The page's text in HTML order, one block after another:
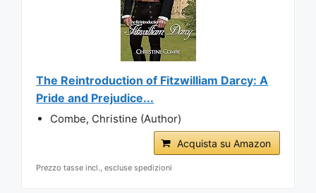
The Reintroduction of Fitzwilliam Darcy: A
Pride and Prejudice...
Combe, Christine (Author)
Acquista su Amazon
Prezzo tasse incl., escluse spedizioni